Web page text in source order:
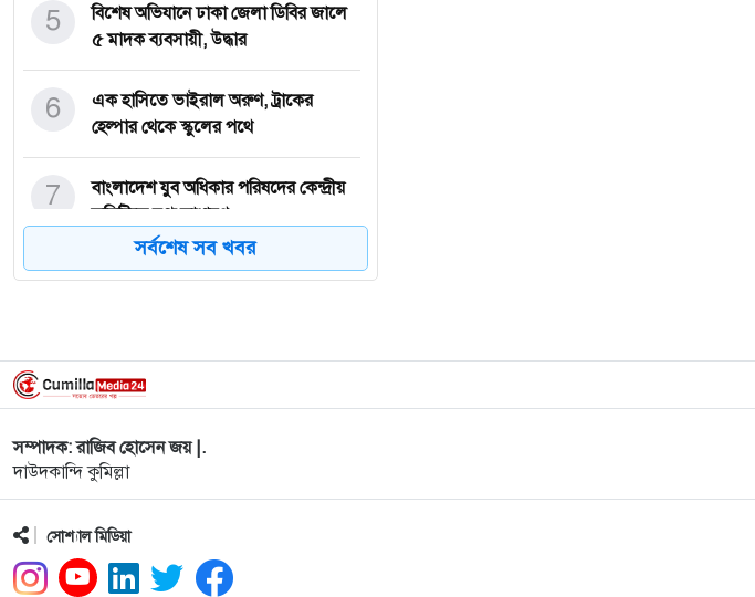
বিশেষ অভিযানে ঢাকা জেলা ডিবির জালে
৫ মাদক ব্যবসায়ী, উদ্ধার
5
এক হাসিতে ভাইরাল অরুণ, ট্রাকের
হেল্পার থেকে স্কুলের পথে
6
বাংলাদেশ যুব অধিকার পরিষদের কেন্দ্রীয়
কমিটিতে যুগ্ম সাধারণ
7
সরকার গ্রুপের টেবিল টেনিস টুর্নামেন্ট
8
সেনাবাহিনীর গ্রীষ্মকালীন মহড়া পরিদর্শন
করেছেন প্রধানমন্ত্রী
9
হোমনায় পুত্রবধূর আঘাতে গুরুতর আহত
বৃদ্ধা, হাসপাতালে মৃত্যুর
10
শাহ আলী (র.) মাজারে হামলা:
সিসিটিভিতে শনাক্ত, জামায়াতের ৩ নে
11
সর্বশেষ সব খবর
সম্পাদক: রাজিব হোসেন জয় |.
দাউদকান্দি কুমিল্লা
সোশ্যাল মিডিয়া